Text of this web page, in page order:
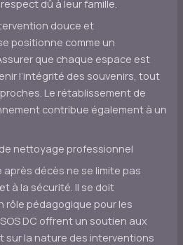
dû à leur famille.
douce et
positionne comme un
que chaque espace est
l’intégrité des souvenirs, tout
Le rétablissement de
contribue également à un
nettoyage professionnel
décès ne se limite pas
à la sécurité. Il se doit
rôle pédagogique pour les
DC offrent un soutien aux
sur la nature des interventions